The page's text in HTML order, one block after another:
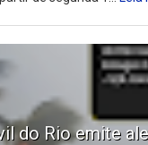
do Rio emite